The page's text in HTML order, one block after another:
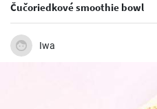
Čučoriedkové smoothie bowl
Iwa